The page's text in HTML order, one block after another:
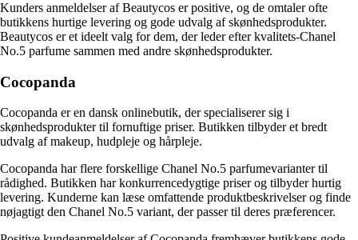
Kunders anmeldelser af Beautycos er positive, og de omtaler ofte
butikkens hurtige levering og gode udvalg af skønhedsprodukter.
Beautycos er et ideelt valg for dem, der leder efter kvalitets-Chanel
No.5 parfume sammen med andre skønhedsprodukter.
Cocopanda
Cocopanda er en dansk onlinebutik, der specialiserer sig i
skønhedsprodukter til fornuftige priser. Butikken tilbyder et bredt
udvalg af makeup, hudpleje og hårpleje.
Cocopanda har flere forskellige Chanel No.5 parfumevarianter til
rådighed. Butikken har konkurrencedygtige priser og tilbyder hurtig
levering. Kunderne kan læse omfattende produktbeskrivelser og finde
nøjagtigt den Chanel No.5 variant, der passer til deres præferencer.